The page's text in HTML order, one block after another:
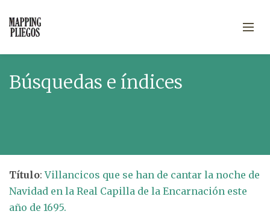
Búsquedas e índices
Título:Villancicos que se han de cantar la noche de
Navidad en la Real Capilla de la Encarnación este
año de 1695.